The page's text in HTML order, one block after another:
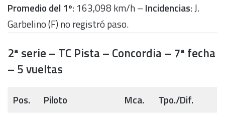
Promedio del 1º: 163,098 km/h – Incidencias: J.
Garbelino (F) no registró paso.
2ª serie – TC Pista – Concordia – 7ª fecha
– 5 vueltas
Pos. Piloto Mca.
Tpo./Dif.